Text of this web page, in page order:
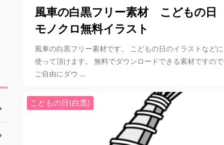
風車の白黒フリー素材 こどもの日
モノクロ無料イラスト
風車の白黒フリー素材です。 こどもの日のイラストなどに
使って頂けます。 無料でダウンロードできる素材ですので
ご自由にダウ ...
こどもの日(白黒)